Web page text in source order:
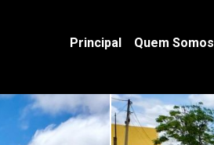
Principal Quem Somos